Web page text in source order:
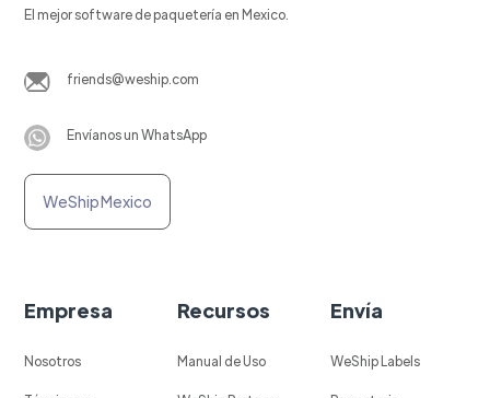
El mejor software de paquetería en Mexico.
friends@weship.com
Envíanos un WhatsApp
WeShip Mexico
Empresa
Nosotros
Recursos
Manual de Uso
Envía
WeShip Labels